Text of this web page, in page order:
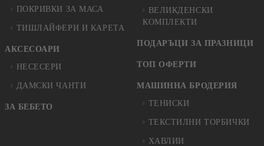
ПОКРИВКИ ЗА МАСА
ТИШЛАЙФЕРИ И КАРЕТА
АКСЕСОАРИ
НЕСЕСЕРИ
ДАМСКИ ЧАНТИ
ЗА БЕБЕТО
ВЕЛИКДЕНСКИ
КОМПЛЕКТИ
ПОДАРЪЦИ ЗА ПРАЗНИЦИ
ТОП ОФЕРТИ
МАШИННА БРОДЕРИЯ
ТЕНИСКИ
ТЕКСТИЛНИ ТОРБИЧКИ
ХАВЛИИ